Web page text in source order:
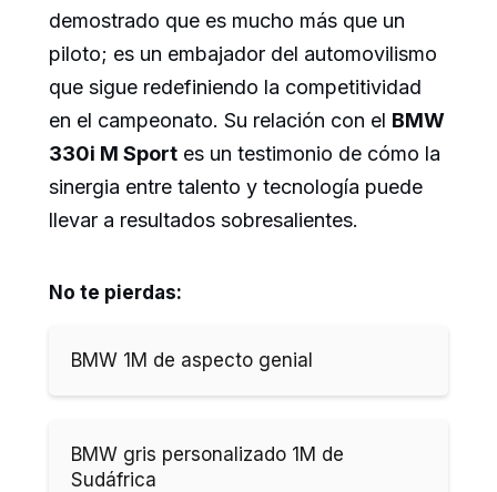
demostrado que es mucho más que un
piloto; es un embajador del automovilismo
que sigue redefiniendo la competitividad
en el campeonato. Su relación con el BMW
330i M Sport es un testimonio de cómo la
sinergia entre talento y tecnología puede
llevar a resultados sobresalientes.
No te pierdas:
BMW 1M de aspecto genial
BMW gris personalizado 1M de
Sudáfrica